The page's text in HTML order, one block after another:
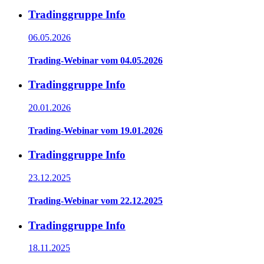
Tradinggruppe Info
06.05.2026
Trading-Webinar vom 04.05.2026
Tradinggruppe Info
20.01.2026
Trading-Webinar vom 19.01.2026
Tradinggruppe Info
23.12.2025
Trading-Webinar vom 22.12.2025
Tradinggruppe Info
18.11.2025